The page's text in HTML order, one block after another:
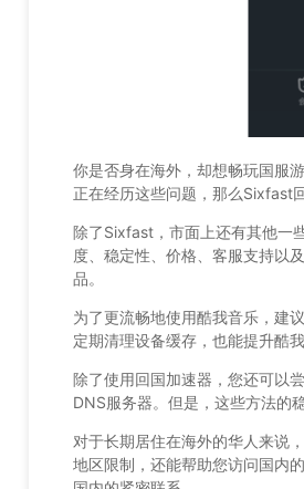
你是否身在海外，却想畅玩国服
正在经历这些问题，那么Sixfast
除了Sixfast，市面上还有其他一
度、稳定性、价格、客服支持以
品。
为了更流畅地使用酷我音乐，建
定期清理设备缓存，也能提升酷
除了使用回国加速器，您还可以
DNS服务器。但是，这些方法的
对于长期居住在海外的华人来说
地区限制，还能帮助您访问国内